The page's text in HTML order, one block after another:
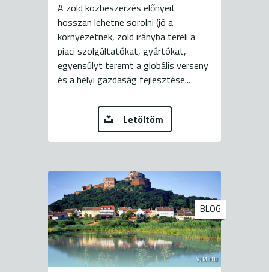
A zöld közbeszerzés előnyeit
hosszan lehetne sorolni (jó a
környezetnek, zöld irányba tereli a
piaci szolgáltatókat, gyártókat,
egyensúlyt teremt a globális verseny
és a helyi gazdaság fejlesztése...
Letöltöm
VJM.HU
BLOG